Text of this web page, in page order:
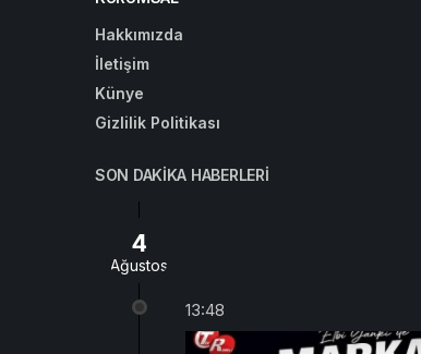
Hakkımızda
İletişim
Künye
Gizlilik Politikası
SON DAKIKA HABERLERI
4
Ağustos
13:48